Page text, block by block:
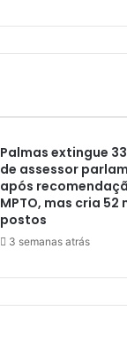
Palmas extingue
de assessor
após
MPTO, mas cria 52
postos
3 semanas atrás